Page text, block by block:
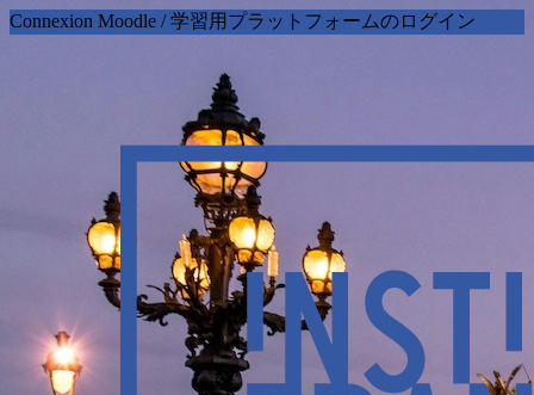
Connexion Moodle / 学習用プラットフォームのログイン